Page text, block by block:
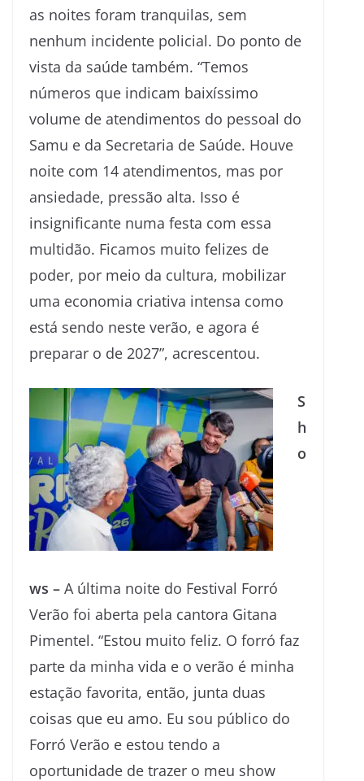
as noites foram tranquilas, sem
nenhum incidente policial. Do ponto de
vista da saúde também. “Temos
números que indicam baixíssimo
volume de atendimentos do pessoal do
Samu e da Secretaria de Saúde. Houve
noite com 14 atendimentos, mas por
ansiedade, pressão alta. Isso é
insignificante numa festa com essa
multidão. Ficamos muito felizes de
poder, por meio da cultura, mobilizar
uma economia criativa intensa como
está sendo neste verão, e agora é
preparar o de 2027”, acrescentou.
S
h
o
ws – A última noite do Festival Forró
Verão foi aberta pela cantora Gitana
Pimentel. “Estou muito feliz. O forró faz
parte da minha vida e o verão é minha
estação favorita, então, junta duas
coisas que eu amo. Eu sou público do
Forró Verão e estou tendo a
oportunidade de trazer o meu show